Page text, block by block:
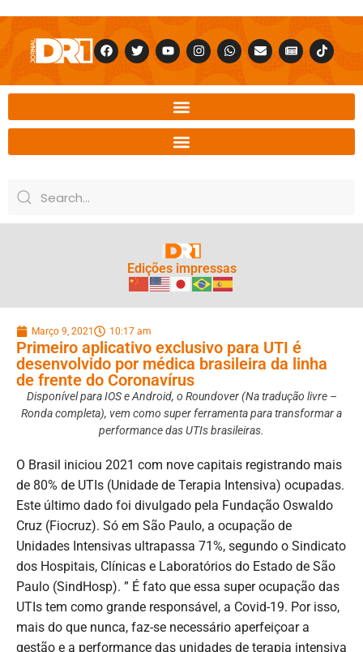
Edições impressas
Março 9, 2021 10:17 am
Primeiro aplicativo exclusivo para UTI é
desenvolvido por médica brasileira da linha
de frente do Coronavírus
Disponível para IOS e Android, o Roundover (Na tradução livre –
Ronda completa), vem como super ferramenta para transformar a
performance das UTIs brasileiras.
O Brasil iniciou 2021 com nove capitais registrando mais
de 80% de UTIs (Unidade de Terapia Intensiva) ocupadas.
Este último dado foi divulgado pela Fundação Oswaldo
Cruz (Fiocruz). Só em São Paulo, a ocupação de
Unidades Intensivas ultrapassa 71%, segundo o Sindicato
dos Hospitais, Clínicas e Laboratórios do Estado de São
Paulo (SindHosp). ” É fato que essa super ocupação das
UTIs tem como grande responsável, a Covid-19. Por isso,
mais do que nunca, faz-se necessário aperfeiçoar a
gestão e a performance das unidades de terapia intensiva